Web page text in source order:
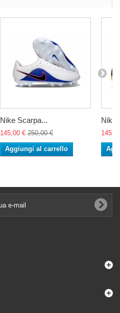
Nike Scarpa...
145,00 € 250,00 €
Aggiungi al carrello
Nike